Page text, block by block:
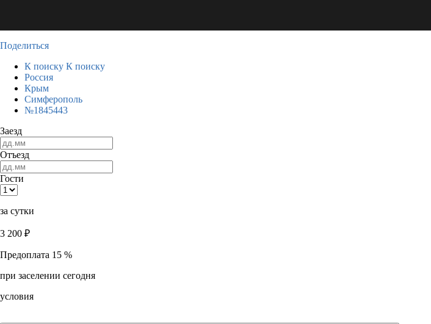
Поделиться
К поиску К поиску
Россия
Крым
Симферополь
№1845443
Заезд
Отъезд
Гости
за сутки
3 200 ₽
Предоплата 15 %
при заселении сегодня
условия